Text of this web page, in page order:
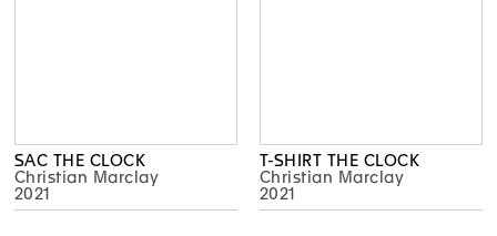
SAC THE CLOCK
Christian Marclay
2021
T-SHIRT THE CLOCK
Christian Marclay
2021